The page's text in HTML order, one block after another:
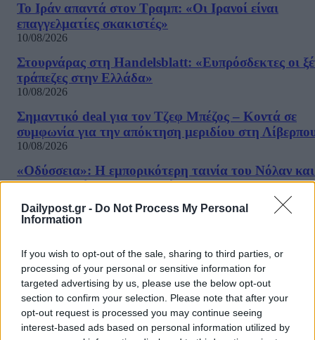
Dailypost.gr - Do Not Process My Personal
Information
If you wish to opt-out of the sale, sharing to third parties, or
processing of your personal or sensitive information for
targeted advertising by us, please use the below opt-out
section to confirm your selection. Please note that after your
opt-out request is processed you may continue seeing
interest-based ads based on personal information utilized by
Το Ιράν απαντά στον Τραμπ: «Οι Ιρανοί είναι
επαγγελματίες σκακιστές»
10/08/2026
Στουρνάρας στη Handelsblatt: «Ευπρόσδεκτες οι
τράπεζες στην Ελλάδα»
10/08/2026
Σημαντικό deal για τον Τζεφ Μπέζος – Κοντά σε
συμφωνία για την απόκτηση μεριδίου στη
10/08/2026
«Οδύσσεια»: Η εμπορικότερη ταινία του Νόλαν
πιο κερδοφόρα στην ιστορία του IMAX
Forbes: Οι καλύτεροι προορισμοί στον κόσμο για
10/08/2026
Χριστοδουλάκης για το δημοσίευμα της
«Δημοκρατίας»: «Δεν θα κάνω ποτέ συνομιλητή
βούρκο»
10/08/2026